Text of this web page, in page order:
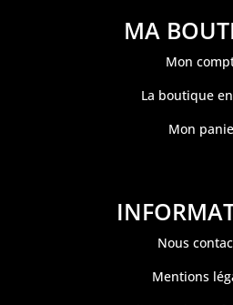
MA
Mon
La boutique
Mon
Nous
Mentions